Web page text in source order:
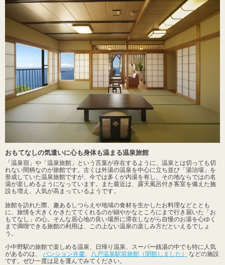
おもてなしの気遣いに心も身体も温まる温泉旅館
「温泉宿」や「温泉旅館」という言葉が存在するように、温泉とは切っても切
れない間柄なのが旅館です。古くは外湯の温泉を中心に立ち並び「湯治場」を
形成していた温泉旅館ですが、今では多くが内湯を有し、その地ならではの名
湯が楽しめるようになっています。また最近は、露天風呂付き客室を備えた施
設も増え、人気が高まっているようです。
旅館を訪れた際、趣あるしつらえや地域の食材を生かしたお料理などととも
に、旅情を大きくかきたててくれるのが細やかなところにまで行き届いた「お
もてなし」の心。そんな居心地の良い場所に滞在しながら自慢のお湯を心ゆく
まで満喫できる旅館の利用は、この上ない温泉の楽しみ方だといえるでしょ
う。
小中野駅の旅館で楽しめる温泉、日帰り温泉、スーパー銭湯の中でも特に人気
があるのは、 パンション弁慶 八戸温泉駅前旅館（閉館しました）
などの施設
です。ぜひ一度は足を運んでみてください。